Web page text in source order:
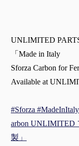
UNLIMITED
「Made in Italy
Sforza Carbon for
Available at
#Sforza
arbon UNLIMITED
製」